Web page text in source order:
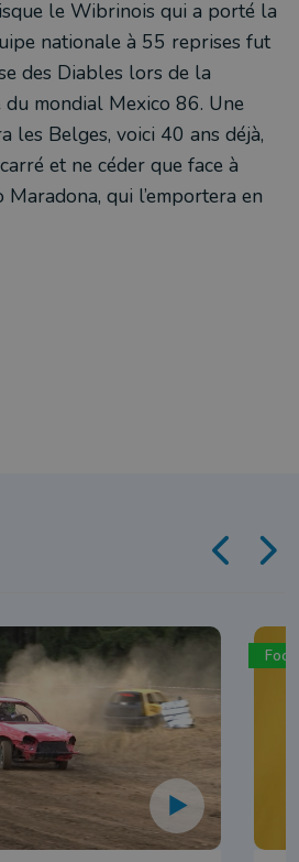
le Wibrinois qui a porté la
nationale à 55 reprises fut
des Diables lors de la
du mondial Mexico 86. Une
les Belges, voici 40 ans déjà,
et ne céder que face à
Maradona, qui l’emportera en